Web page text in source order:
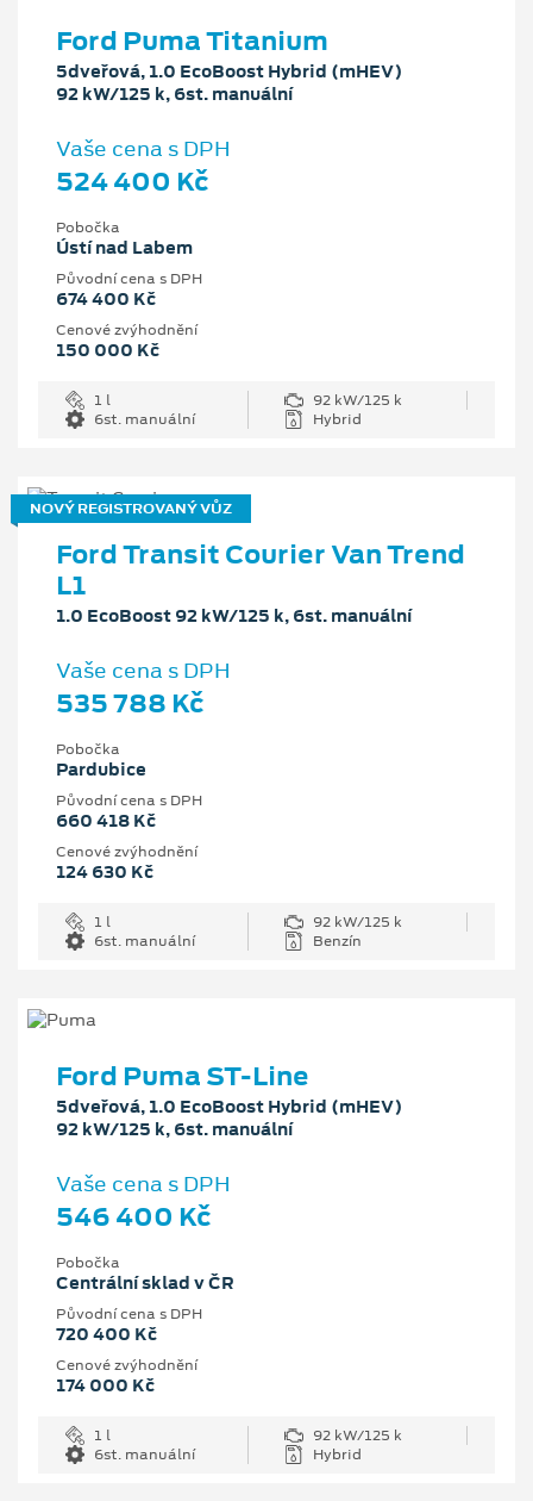
Ford Puma Titanium
5dveřová, 1.0 EcoBoost Hybrid (mHEV)
92 kW/125 k, 6st. manuální
Vaše cena s DPH
524 400 Kč
Pobočka
Ústí nad Labem
Původní cena s DPH
674 400 Kč
Cenové zvýhodnění
150 000 Kč
1 l
92 kW/125 k
6st. manuální
Hybrid
NOVÝ REGISTROVANÝ VŮZ
Ford Transit Courier Van Trend
L1
1.0 EcoBoost 92 kW/125 k, 6st. manuální
Vaše cena s DPH
535 788 Kč
Pobočka
Pardubice
Původní cena s DPH
660 418 Kč
Cenové zvýhodnění
124 630 Kč
1 l
92 kW/125 k
6st. manuální
Benzín
Ford Puma ST-Line
5dveřová, 1.0 EcoBoost Hybrid (mHEV)
92 kW/125 k, 6st. manuální
Vaše cena s DPH
546 400 Kč
Pobočka
Centrální sklad v ČR
Původní cena s DPH
720 400 Kč
Cenové zvýhodnění
174 000 Kč
1 l
92 kW/125 k
6st. manuální
Hybrid